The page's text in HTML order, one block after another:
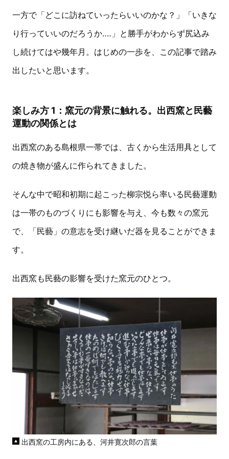
一方で「どこに訪ねていったらいいのかな？」「いきな
り行っていいのだろうか‥‥」と勝手がわからず尻込み
し続けてはや幾年月。はじめの一歩を、この記事で踏み
出したいと思います。
楽しみ方 1：窯元の背景に触れる。出西窯と民藝
運動の関係とは
出西窯のある島根県一帯では、古くから生活用具として
の焼き物が盛んに作られてきました。
そんな中で昭和初期に起こった柳宗悦ら率いる民藝運動
は一帯のものづくりにも影響を与え、今も数々の窯元
で、「民藝」の意志を受け継いだ器を見ることができま
す。
出西窯も民藝の影響を受けた窯元のひとつ。
出西窯の工房内にある、河井寛次郎の言葉